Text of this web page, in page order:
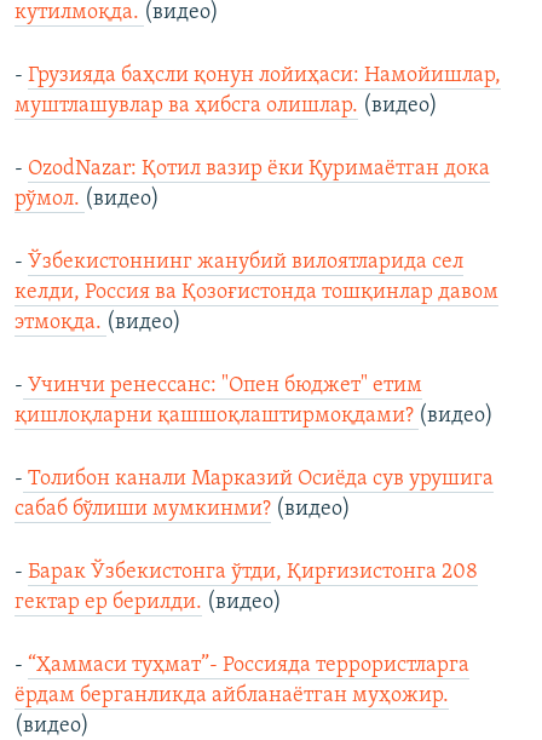
кутилмоқда. (видео)
- Грузияда баҳсли қонун лойиҳаси: Намойишлар,
муштлашувлар ва ҳибсга олишлар. (видео)
- OzodNazar: Қотил вазир ёки Қуримаётган дока
рўмол. (видео)
- Ўзбекистоннинг жанубий вилоятларида сел
келди, Россия ва Қозоғистонда тошқинлар давом
этмоқда. (видео)
- Учинчи ренессанс: "Опен бюджет" етим
қишлоқларни қашшоқлаштирмоқдами? (видео)
- Толибон канали Марказий Осиёда сув урушига
сабаб бўлиши мумкинми? (видео)
- Барак Ўзбекистонга ўтди, Қирғизистонга 208
гектар ер берилди. (видео)
- “Ҳаммаси туҳмат”- Россияда террористларга
ёрдам берганликда айбланаётган муҳожир.
(видео)